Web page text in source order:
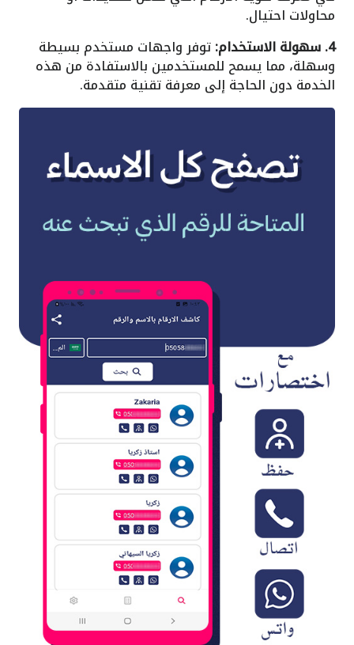
محاولات احتيال.
4. سهولة الاستخدام:
توفر واجهات مستخدم بسيطة
وسهلة، مما يسمح للمستخدمين بالاستفادة من هذه
الخدمة دون الحاجة إلى معرفة تقنية متقدمة.